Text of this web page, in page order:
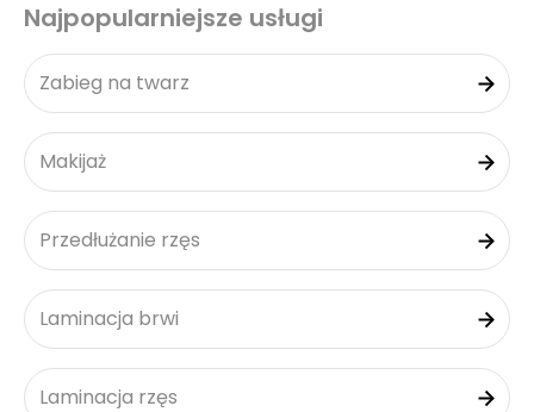
Najpopularniejsze usługi
Zabieg na twarz
Makijaż
Przedłużanie rzęs
Laminacja brwi
Laminacja rzęs